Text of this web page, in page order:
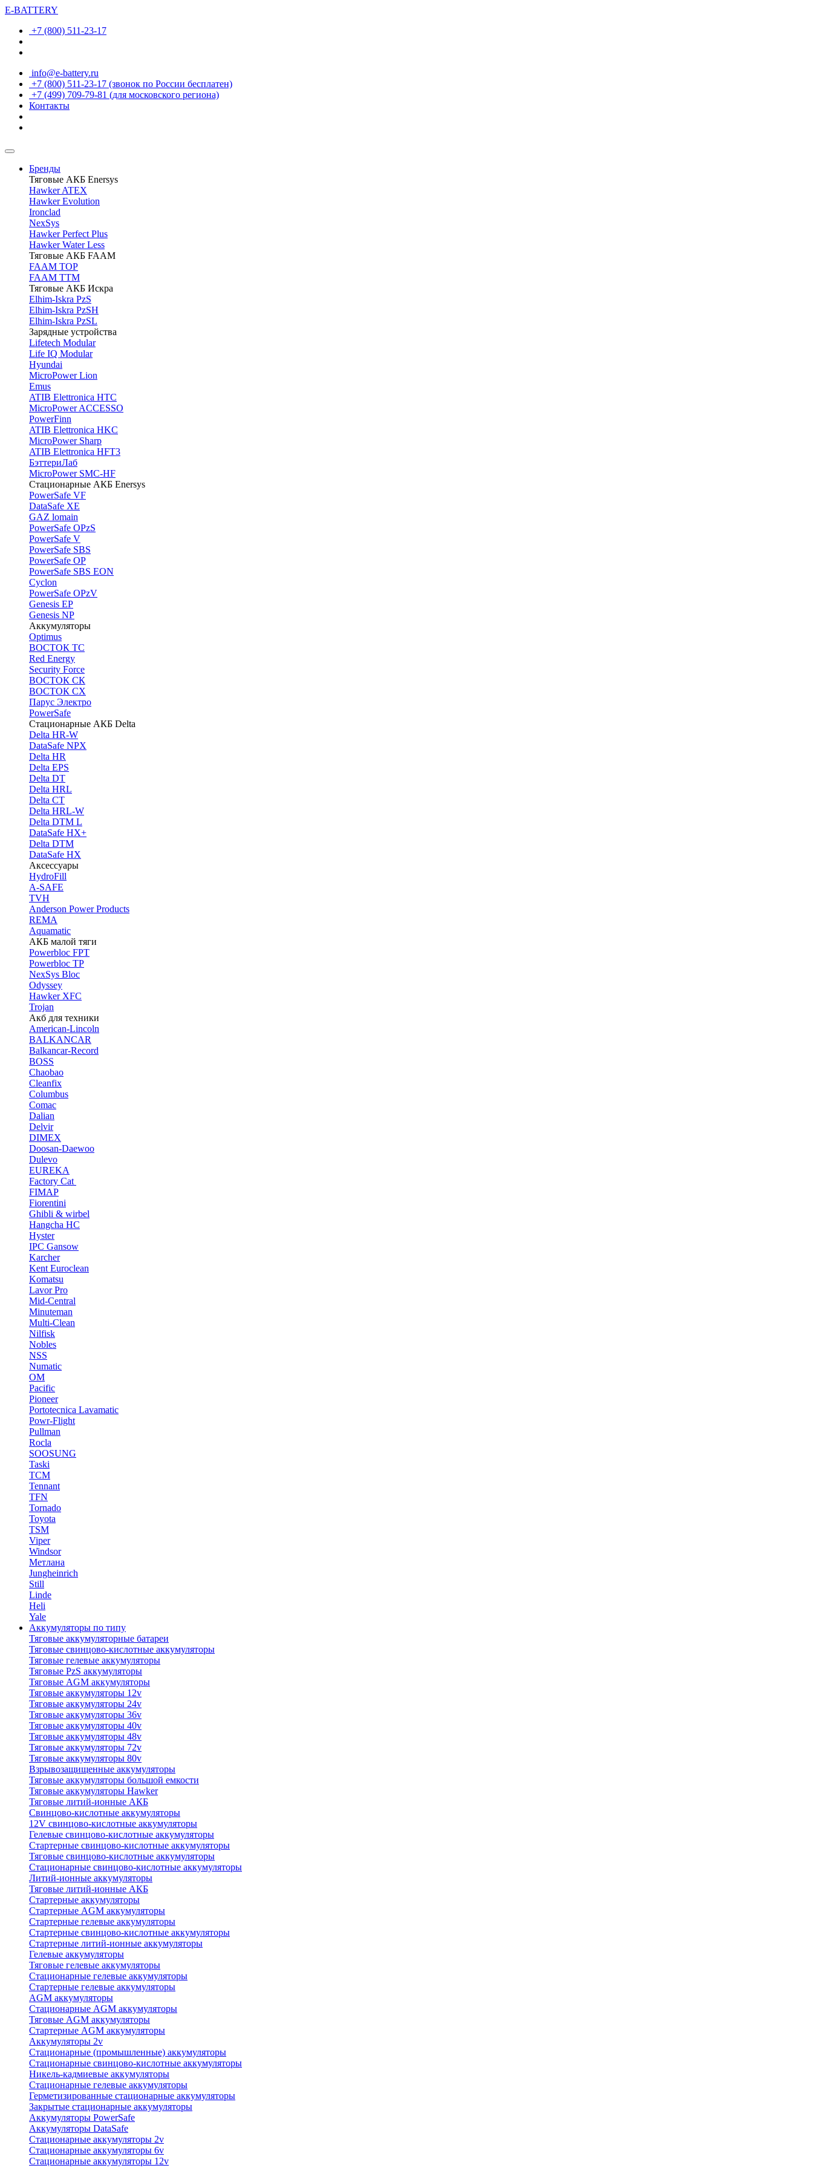
E-BATTERY
+7 (800) 511-23-17
info@e-battery.ru
+7 (800) 511-23-17 (звонок по России бесплатен)
+7 (499) 709-79-81 (для московского региона)
Контакты
Бренды
Тяговые АКБ Enersys
Hawker ATEX
Hawker Evolution
Ironclad
NexSys
Hawker Perfect Plus
Hawker Water Less
Тяговые АКБ FAAM
FAAM TOP
FAAM TTM
Тяговые АКБ Искра
Elhim-Iskra PzS
Elhim-Iskra PzSH
Elhim-Iskra PzSL
Зарядные устройства
Lifetech Modular
Life IQ Modular
Hyundai
MicroPower Lion
Emus
ATIB Elettronica HTC
MicroPower ACCESSO
PowerFinn
ATIB Elettronica HKC
MicroPower Sharp
ATIB Elettronica HFT3
БэттериЛаб
MicroPower SMC-HF
Стационарные АКБ Enersys
PowerSafe VF
DataSafe XE
GAZ lomain
PowerSafe OPzS
PowerSafe V
PоwerSafe SBS
PowerSafe OP
PоwerSafe SBS EON
Cyclon
PowerSafe OPzV
Genesis EP
Genesis NP
Аккумуляторы
Optimus
ВОСТОК ТС
Red Energy
Security Force
ВОСТОК СК
ВОСТОК СХ
Парус Электро
PowerSafe
Стационарные АКБ Delta
Delta HR-W
DataSafe NPX
Delta HR
Delta EPS
Delta DT
Delta HRL
Delta CT
Delta HRL-W
Delta DTM L
DataSafe HX+
Delta DTM
DataSafe HX
Аксессуары
HydroFill
A-SAFE
TVH
Anderson Power Products
REMA
Aquamatic
АКБ малой тяги
Powerbloc FPT
Powerbloc TP
NexSys Bloc
Odyssey
Hawker XFC
Trojan
Акб для техники
American-Lincoln
BALKANCAR
Balkancar-Record
BOSS
Chaobao
Cleanfix
Columbus
Comac
Dalian
Delvir
DIMEX
Doosan-Daewoo
Dulevo
EUREKA
Factory Cat
FIMAP
Fiorentini
Ghibli & wirbel
Hangcha HC
Hyster
IPC Gansow
Karcher
Kent Euroclean
Komatsu
Lavor Pro
Mid-Central
Minuteman
Multi-Clean
Nilfisk
Nobles
NSS
Numatic
OM
Pacific
Pioneer
Portotecnica Lavamatic
Powr-Flight
Pullman
Rocla
SOOSUNG
Taski
TCM
Tennant
TFN
Tornado
Toyota
TSM
Viper
Windsor
Метлана
Jungheinrich
Still
Linde
Heli
Yale
Аккумуляторы по типу
Тяговые аккумуляторные батареи
Тяговые свинцово-кислотные аккумуляторы
Тяговые гелевые аккумуляторы
Тяговые PzS аккумуляторы
Тяговые AGM аккумуляторы
Тяговые аккумуляторы 12v
Тяговые аккумуляторы 24v
Тяговые аккумуляторы 36v
Тяговые аккумуляторы 40v
Тяговые аккумуляторы 48v
Тяговые аккумуляторы 72v
Тяговые аккумуляторы 80v
Взрывозащищенные аккумуляторы
Тяговые аккумуляторы большой емкости
Тяговые аккумуляторы Hawker
Тяговые литий-ионные АКБ
Свинцово-кислотные аккумуляторы
12V свинцово-кислотные аккумуляторы
Гелевые свинцово-кислотные аккумуляторы
Стартерные свинцово-кислотные аккумуляторы
Тяговые свинцово-кислотные аккумуляторы
Стационарные свинцово-кислотные аккумуляторы
Литий-ионные аккумуляторы
Тяговые литий-ионные АКБ
Стартерные аккумуляторы
Стартерные AGM аккумуляторы
Стартерные гелевые аккумуляторы
Стартерные свинцово-кислотные аккумуляторы
Стартерные литий-ионные аккумуляторы
Гелевые аккумуляторы
Тяговые гелевые аккумуляторы
Стационарные гелевые аккумуляторы
Стартерные гелевые аккумуляторы
AGM аккумуляторы
Стационарные AGM аккумуляторы
Тяговые AGM аккумуляторы
Стартерные AGM аккумуляторы
Аккумуляторы 2v
Стационарные (промышленные) аккумуляторы
Стационарные свинцово-кислотные аккумуляторы
Никель-кадмиевые аккумуляторы
Стационарные гелевые аккумуляторы
Герметизированные стационарные аккумуляторы
Закрытые стационарные аккумуляторы
Аккумуляторы PowerSafe
Аккумуляторы DataSafe
Стационарные аккумуляторы 2v
Стационарные аккумуляторы 6v
Стационарные аккумуляторы 12v